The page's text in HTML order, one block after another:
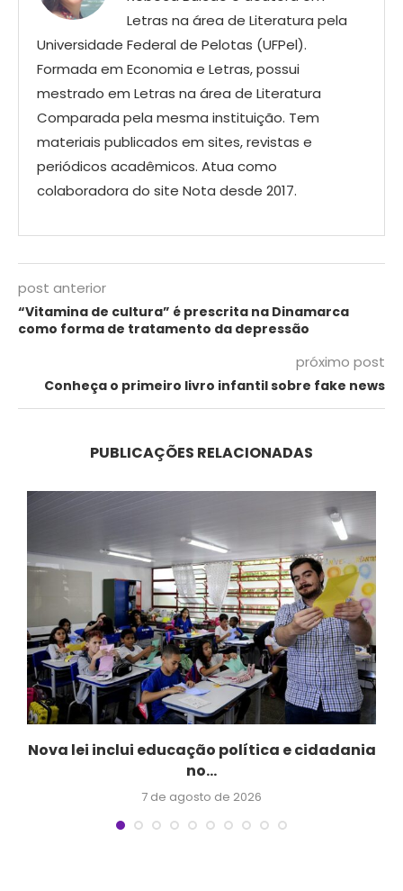
Letras na área de Literatura pela
Universidade Federal de Pelotas (UFPel).
Formada em Economia e Letras, possui
mestrado em Letras na área de Literatura
Comparada pela mesma instituição. Tem
materiais publicados em sites, revistas e
periódicos acadêmicos. Atua como
colaboradora do site Nota desde 2017.
post anterior
“Vitamina de cultura” é prescrita na Dinamarca
como forma de tratamento da depressão
próximo post
Conheça o primeiro livro infantil sobre fake news
PUBLICAÇÕES RELACIONADAS
Nova lei inclui educação política e cidadania
no...
7 de agosto de 2026